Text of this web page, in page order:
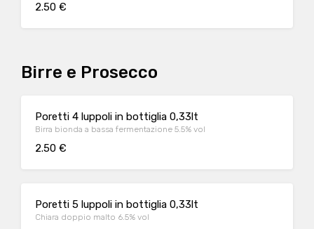
2.50 €
Birre e Prosecco
Poretti 4 luppoli in bottiglia 0,33lt
Birra bionda a bassa fermentazione 5.5% vol
2.50 €
Poretti 5 luppoli in bottiglia 0,33lt
Chiara doppio malto 6.5% vol